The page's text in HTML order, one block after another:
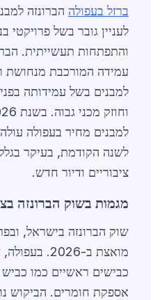
ברזל בעפולה הברונזה
לעניין גובר בשל פרויקטי
והתפתחות תעשייתית.
עמידה המורכבת מנחושת
למבנים בשל עמידותה בפני
לשנה הקודמת, בעיקר
ציבוריים ודיור חדש.
מגמות בשוק הברונזה
שוק הברונזה בישראל,
מואצת ב-
אספקת חומרים. הביקוש